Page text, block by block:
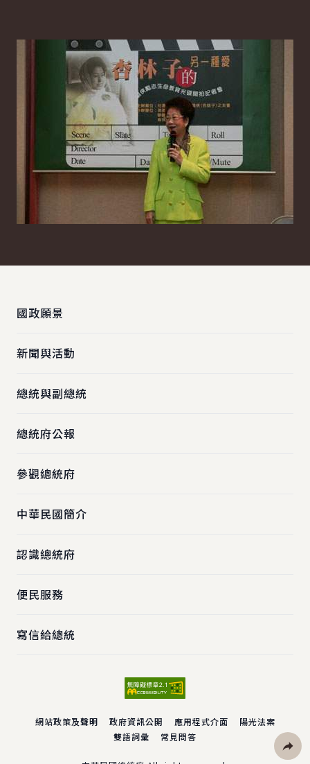
國政願景
新聞與活動
總統與副總統
總統府公報
參觀總統府
中華民國簡介
認識總統府
便民服務
寫信給總統
網站政策及聲明 政府資訊公開 應用程式介面
陽光法案
雙語詞彙
常見問答